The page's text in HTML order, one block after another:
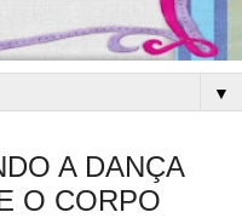
▼
A DANÇA
O CORPO